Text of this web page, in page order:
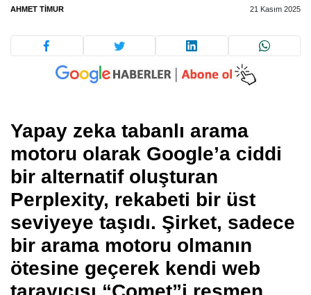
AHMET TIMUR 21 Kasım 2025
Yapay zeka tabanlı arama
motoru olarak Google’a ciddi
bir alternatif oluşturan
Perplexity, rekabeti bir üst
seviyeye taşıdı. Şirket, sadece
bir arama motoru olmanın
ötesine geçerek kendi web